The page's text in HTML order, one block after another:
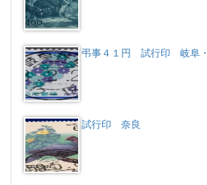
弔事４１円 試行印 岐阜
試行印 奈良